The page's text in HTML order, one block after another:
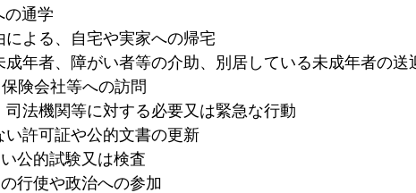
の通学
による、自宅や実家への帰宅
成年者、障がい者等の介助、別居している未成年者の送
保険会社等への訪問
司法機関等に対する必要又は緊急な行動
い許可証や公的文書の更新
い公的試験又は検査
の行使や政治への参加